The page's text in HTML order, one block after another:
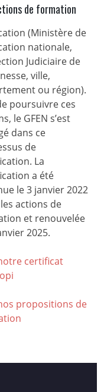
de formation
(Ministère de
nationale,
Judiciaire de
ville,
ou région).
poursuivre ces
le GFEN s’est
dans ce
de
La
a été
le 3 janvier 2022
actions de
et renouvelée
2025.
certificat
i
propositions de